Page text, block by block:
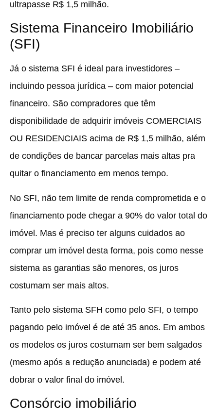
ultrapasse R$ 1,5 milhão.
Sistema Financeiro Imobiliário
(SFI)
Já o sistema SFI é ideal para investidores –
incluindo pessoa jurídica – com maior potencial
financeiro. São compradores que têm
disponibilidade de adquirir imóveis COMERCIAIS
OU RESIDENCIAIS acima de R$ 1,5 milhão, além
de condições de bancar parcelas mais altas pra
quitar o financiamento em menos tempo.
No SFI, não tem limite de renda comprometida e o
financiamento pode chegar a 90% do valor total do
imóvel. Mas é preciso ter alguns cuidados ao
comprar um imóvel desta forma, pois como nesse
sistema as garantias são menores, os juros
costumam ser mais altos.
Tanto pelo sistema SFH como pelo SFI, o tempo
pagando pelo imóvel é de até 35 anos. Em ambos
os modelos os juros costumam ser bem salgados
(mesmo após a redução anunciada) e podem até
dobrar o valor final do imóvel.
Consórcio imobiliário